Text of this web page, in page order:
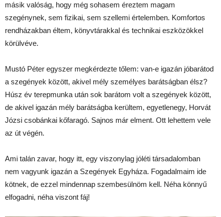
másik valóság, hogy még sohasem éreztem magam
szegénynek, sem fizikai, sem szellemi értelemben. Komfortos
rendházakban éltem, könyvtárakkal és technikai eszközökkel
körülvéve.
Mustó Péter egyszer megkérdezte tőlem: van-e igazán jóbarátod
a szegények között, akivel mély személyes barátságban élsz?
Húsz év terepmunka után sok barátom volt a szegények között,
de akivel igazán mély barátságba kerültem, egyetlenegy, Horvát
Józsi csobánkai kőfaragó. Sajnos már elment. Ott lehettem vele
az út végén.
Ami talán zavar, hogy itt, egy viszonylag jóléti társadalomban
nem vagyunk igazán a Szegények Egyháza. Fogadalmaim ide
kötnek, de ezzel mindennap szembesülnöm kell. Néha könnyű
elfogadni, néha viszont fáj!